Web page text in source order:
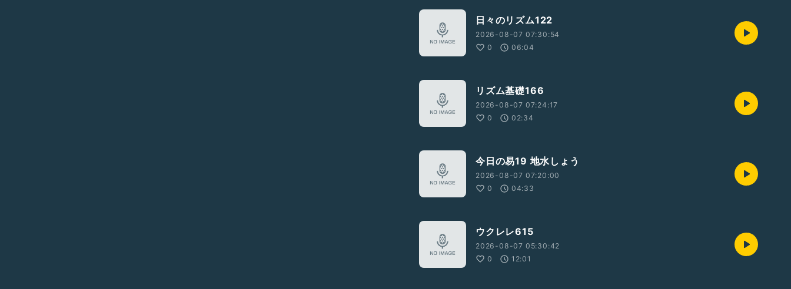
日々のリズム122
2026-08-07 07:30:54
0
06:04
リズム基礎166
2026-08-07 07:24:17
0
02:34
今日の易19 地水しょう
2026-08-07 07:20:00
0
04:33
ウクレレ615
2026-08-07 05:30:42
0
12:01